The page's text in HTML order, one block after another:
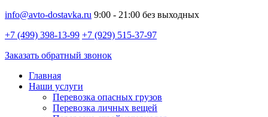
info@avto-dostavka.ru 9:00 - 21:00 без выходных
+7 (499) 398-13-99 +7 (929) 515-37-97
Заказать обратный звонок
Главная
Наши услуги
Перевозка опасных грузов
Перевозка личных вещей